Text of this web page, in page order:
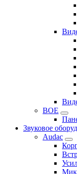
BOE
Звуковое
Audac